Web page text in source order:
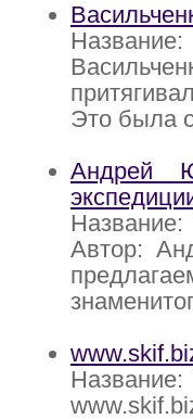
Это была
Андрей
Название:
Автор: